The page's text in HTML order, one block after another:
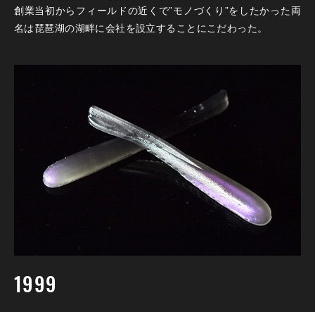
創業当初からフィールドの近くで”モノづくり”をしたかった両
名は琵琶湖の湖畔に会社を設立することにこだわった。
1999